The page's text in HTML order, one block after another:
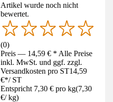
Artikel wurde noch nicht
bewertet.
(0)
Preis — 14,59 € * Alle Preise
inkl. MwSt. und ggf. zzgl.
Versandkosten pro ST14,59
€*/ ST
Entspricht 7,30 € pro kg(7,30
€/ kg)